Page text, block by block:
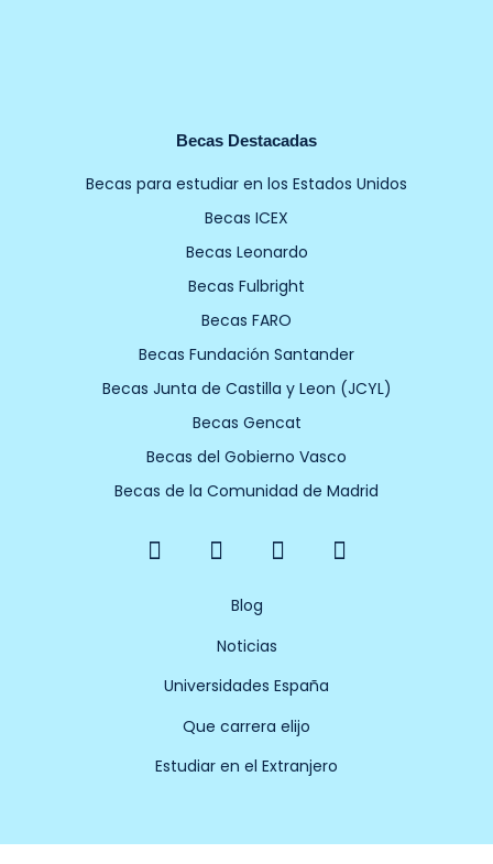
Becas Destacadas
Becas para estudiar en los Estados Unidos
Becas ICEX
Becas Leonardo
Becas Fulbright
Becas FARO
Becas Fundación Santander
Becas Junta de Castilla y Leon (JCYL)
Becas Gencat
Becas del Gobierno Vasco
Becas de la Comunidad de Madrid
F
a
o
f
X
-
w
i
t
t
r
Y
o
u
b
e
I
n
Blog
Noticias
Universidades España
Que carrera elijo
Estudiar en el Extranjero